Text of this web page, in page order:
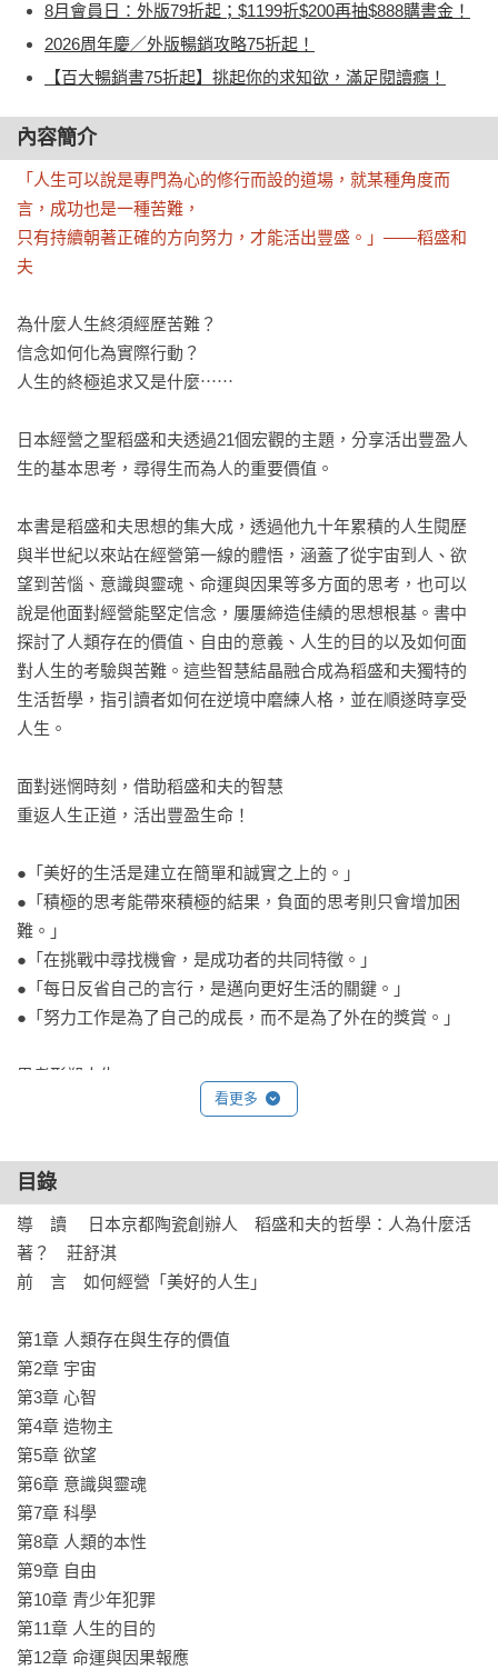
8月會員日：外版79折起；$1199折$200再抽$888購書金！
2026周年慶／外版暢銷攻略75折起！
【百大暢銷書75折起】挑起你的求知欲，滿足閱讀癮！
內容簡介
「人生可以說是專門為心的修行而設的道場，就某種角度而
言，成功也是一種苦難，
只有持續朝著正確的方向努力，才能活出豐盛。」——稻盛和
夫
為什麼人生終須經歷苦難？
信念如何化為實際行動？
人生的終極追求又是什麼⋯⋯
日本經營之聖稻盛和夫透過21個宏觀的主題，分享活出豐盈人
生的基本思考，尋得生而為人的重要價值。
本書是稻盛和夫思想的集大成，透過他九十年累積的人生閱歷
與半世紀以來站在經營第一線的體悟，涵蓋了從宇宙到人、欲
望到苦惱、意識與靈魂、命運與因果等多方面的思考，也可以
說是他面對經營能堅定信念，屢屢締造佳績的思想根基。書中
探討了人類存在的價值、自由的意義、人生的目的以及如何面
對人生的考驗與苦難。這些智慧結晶融合成為稻盛和夫獨特的
生活哲學，指引讀者如何在逆境中磨練人格，並在順遂時享受
人生。
面對迷惘時刻，借助稻盛和夫的智慧
重返人生正道，活出豐盈生命！
●「美好的生活是建立在簡單和誠實之上的。」
●「積極的思考能帶來積極的結果，負面的思考則只會增加困
難。」
●「在挑戰中尋找機會，是成功者的共同特徵。」
●「每日反省自己的言行，是邁向更好生活的關鍵。」
●「努力工作是為了自己的成長，而不是為了外在的獎賞。」
思考形塑人生。
一窺稻盛和夫強韌堅定的生命態度背後，所根源的純粹思考。
怎樣的人生」的解答。
*本書為《稻盛和夫的哲學》暢銷紀念版
看更多
目錄
導　讀　 日本京都陶瓷創辦人　稻盛和夫的哲學：人為什麼活
著？　莊舒淇
前　言　如何經營「美好的人生」
第1章 人類存在與生存的價值
第2章 宇宙
第3章 心智
第4章 造物主
第5章 欲望
第6章 意識與靈魂
第7章 科學
第8章 人類的本性
第9章 自由
第10章 青少年犯罪
第11章 人生的目的
第12章 命運與因果報應